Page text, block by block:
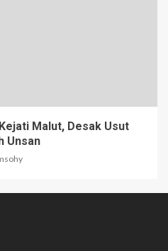
Malut, Desak Usut
Unsan